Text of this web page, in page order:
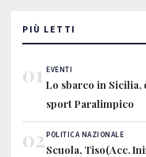
PIÙ LETTI
01 EVENTI
Lo sbarco in Sicilia,
sport Paralimpico
02POLITICA NAZIONALE
Scuola, Tiso(Acc.